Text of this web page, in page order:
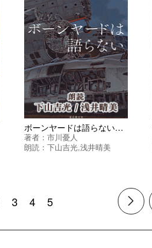
ボーンヤードは語らない ＜マリア＆漣シリーズ＞
著者： 市川憂人
朗読： 下山吉光,浅井晴美
3 4 5